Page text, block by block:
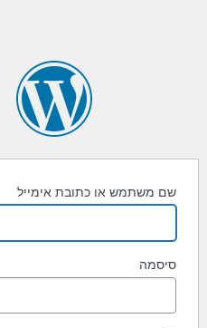
שם משתמש או כתובת אימייל
סיסמה